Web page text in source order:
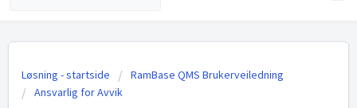
Løsning - startside
RamBase QMS Brukerveiledning
Ansvarlig for Avvik